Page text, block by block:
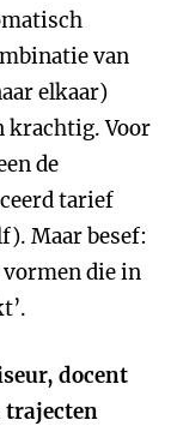
van
elkaar)
krachtig. Voor
de
tarief
Maar besef:
die in
docent
trajecten